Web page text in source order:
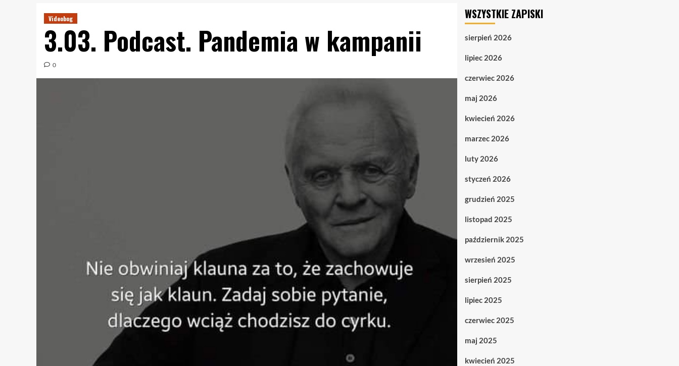
Videobog
3.03. Podcast. Pandemia w kampanii
0
WSZYSTKIE ZAPISKI
sierpień 2026
lipiec 2026
czerwiec 2026
maj 2026
kwiecień 2026
marzec 2026
luty 2026
styczeń 2026
grudzień 2025
listopad 2025
październik 2025
wrzesień 2025
sierpień 2025
lipiec 2025
czerwiec 2025
maj 2025
kwiecień 2025